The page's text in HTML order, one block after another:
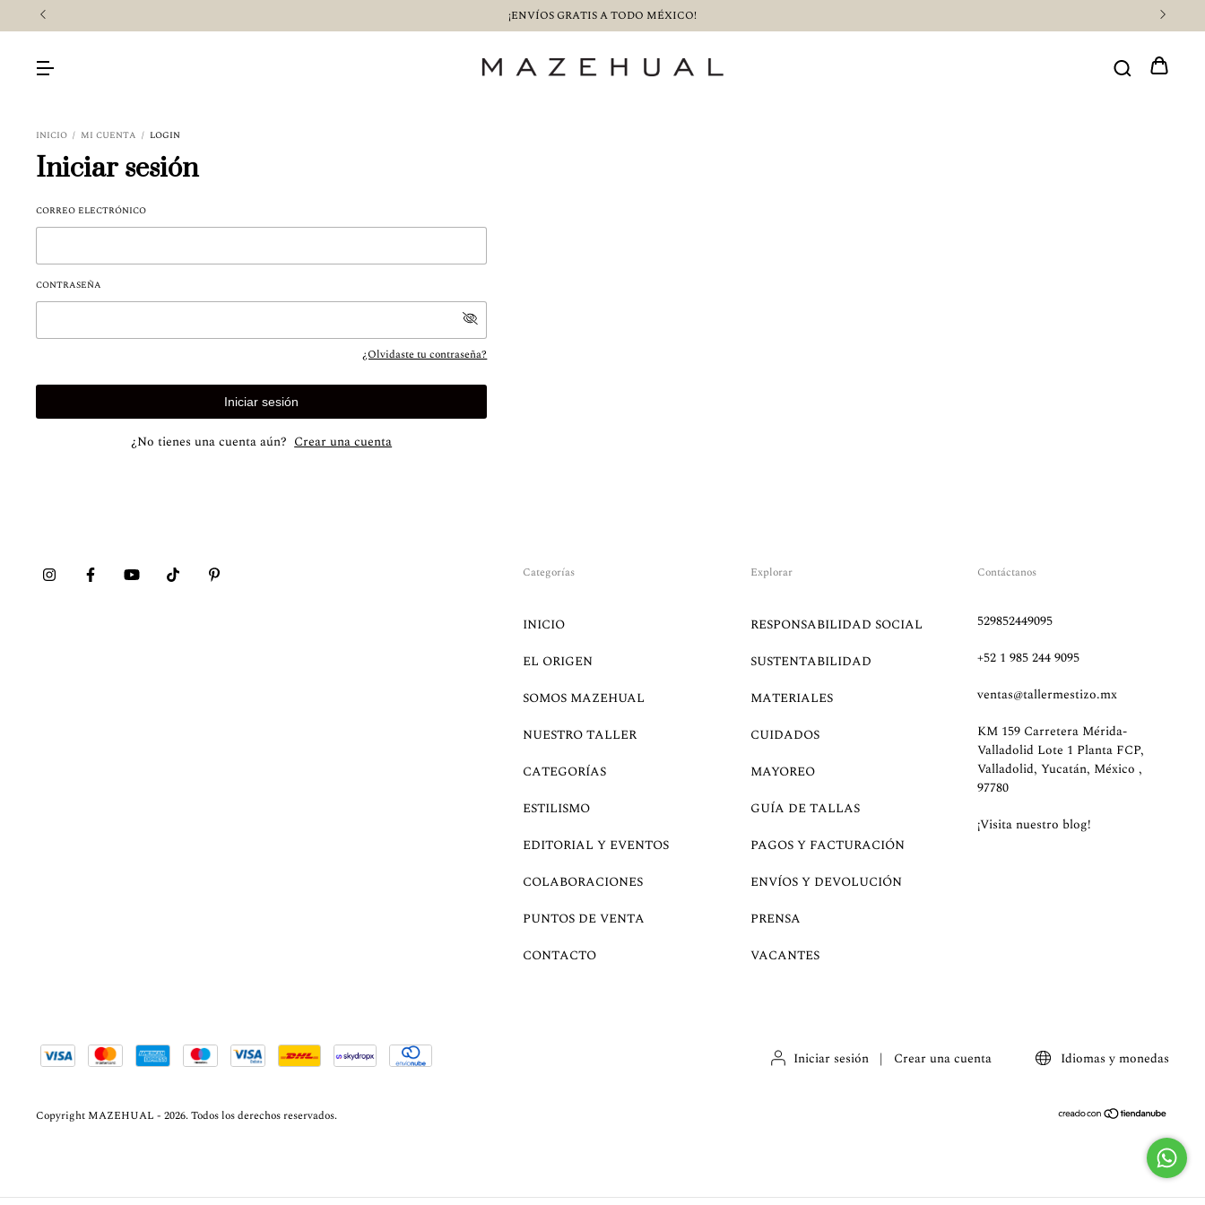
¡ENVÍOS GRATIS A TODO MÉXICO!
INICIO / MI CUENTA / LOGIN
Iniciar sesión
CORREO ELECTRÓNICO
CONTRASEÑA
¿Olvidaste tu contraseña?
Iniciar sesión
¿No tienes una cuenta aún? Crear una cuenta
Categorías
INICIO
EL ORIGEN
SOMOS MAZEHUAL
NUESTRO TALLER
CATEGORÍAS
ESTILISMO
EDITORIAL Y EVENTOS
COLABORACIONES
PUNTOS DE VENTA
CONTACTO
Explorar
RESPONSABILIDAD SOCIAL
SUSTENTABILIDAD
MATERIALES
CUIDADOS
MAYOREO
GUÍA DE TALLAS
PAGOS Y FACTURACIÓN
ENVÍOS Y DEVOLUCIÓN
PRENSA
VACANTES
Contáctanos
529852449095
+52 1 985 244 9095
ventas@tallermestizo.mx
KM 159 Carretera Mérida-
Valladolid Lote 1 Planta FCP,
Valladolid, Yucatán, México ,
97780
¡Visita nuestro blog!
Iniciar sesión | Crear una cuenta Idiomas y monedas
Copyright MAZEHUAL - 2026. Todos los derechos reservados.